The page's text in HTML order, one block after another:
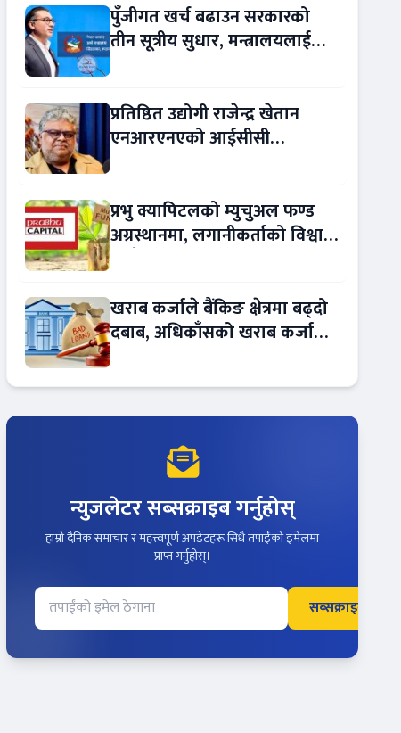
पुँजीगत खर्च बढाउन सरकारको
तीन सूत्रीय सुधार, मन्त्रालयलाई
प्रतिष्ठित उद्योगी राजेन्द्र खेतान
एनआरएनएको आईसीसी
प्रभु क्यापिटलको म्युचुअल फण्ड
अग्रस्थानमा, लगानीकर्ताको विश्वास
खराब कर्जाले बैंकिङ क्षेत्रमा बढ्दो
दबाब, अधिकाँसको खराब कर्जा
न्युजलेटर सब्सक्राइब गर्नुहोस्
हाम्रो दैनिक समाचार र महत्त्वपूर्ण अपडेटहरू सिधै तपाईंको इमेलमा
प्राप्त गर्नुहोस्।
सब्सक्राइब